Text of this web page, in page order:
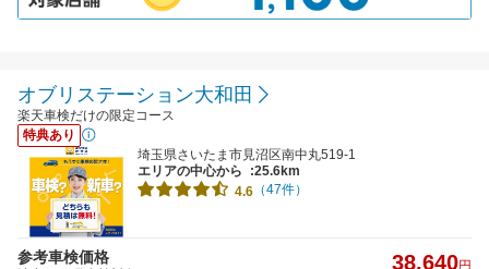
オブリステーション大和田
楽天車検だけの限定コース
特典あり
埼玉県さいたま市見沼区南中丸519-1
エリアの中心から
:25.6km
4.6 （47件）
参考車検価格 38,640円